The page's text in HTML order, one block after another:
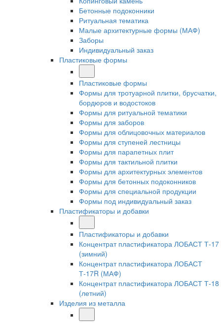
Бетонные подоконники
Ритуальная тематика
Малые архитектурные формы (МАФ)
Заборы
Индивидуальный заказ
Пластиковые формы
Пластиковые формы
Формы для тротуарной плитки, брусчатки,
бордюров и водостоков
Формы для ритуальной тематики
Формы для заборов
Формы для облицовочных материалов
Формы для ступеней лестницы
Формы для парапетных плит
Формы для тактильной плитки
Формы для архитектурных элементов
Формы для бетонных подоконников
Формы для специальной продукции
Формы под индивидуальный заказ
Пластификаторы и добавки
Пластификаторы и добавки
Концентрат пластификатора ЛОБАСТ Т-17
(зимний)
Концентрат пластификатора ЛОБАСТ
Т-17R (МАФ)
Концентрат пластификатора ЛОБАСТ Т-18
(летний)
Изделия из металла